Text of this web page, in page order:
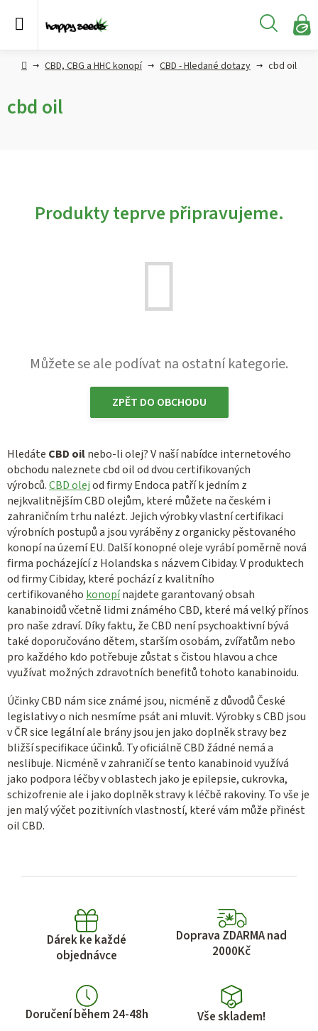
Hledat
Semena
CBD,
HlavníCBD, CBG a HHC konopí CBD - Hledané dotazy cbd oil
cbd oil
Produkty teprve připravujeme.
Můžete se ale podívat na ostatní kategorie.
ZPĚT DO OBCHODU
Hledáte CBD oilnebo-li olej? V naší nabídce internetového
obchodu naleznete cbd oil od dvou certifikovaných
výrobců.CBD olejod firmy Endoca patří k jedním z
nejkvalitnějším CBD olejům, které můžete na českém i
zahraničním trhu nalézt. Jejich výrobky vlastní certifikaci
výrobních postupů a jsou vyráběny z organicky pěstovaného
konopí na území EU. Další konopné oleje vyrábí poměrně nová
firma pocházející z Holandska s názvem Cibiday. V produktech
od firmy Cibiday, které pochází z kvalitního
certifikovaného konopínajdete garantovaný obsah
kanabinoidů včetně lidmi známého CBD, které má velký přínos
pro naše zdraví. Díky faktu, že CBD není psychoaktivní bývá
také doporučováno dětem, starším osobám, zvířatům nebo
pro každého kdo potřebuje zůstat s čistou hlavou a chce
využívat možných zdravotních benefitů tohoto kanabinoidu.
Účinky CBD nám sice známé jsou, nicméně z důvodů České
legislativy o nich nesmíme psát ani mluvit. Výrobky s CBD jsou
v ČR sice legální ale brány jsou jen jako doplněk stravy bez
bližší specifikace účinků. Ty oficiálně CBD žádné nemá a
neslibuje. Nicméně v zahraničí se tento kanabinoid využívá
jako podpora léčby v oblastech jako je epilepsie, cukrovka,
schizofrenie ale i jako doplněk stravy k léčbě rakoviny. To vše je
jen malý výčet pozitivních vlastností, které vám může přinést
oil CBD.
Dárek ke každé
objednávce
Doprava ZDARMA nad
2000Kč
Doručení během 24-48h Vše skladem!